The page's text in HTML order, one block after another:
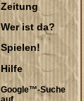
Zeitung
Wer ist da?
Spielen!
Hilfe
Google™-Suche